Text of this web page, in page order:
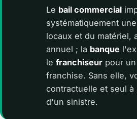
Le bail commercial
systématiquement
locaux et du matériel,
annuel ; la banque
lefranchiseur pour
franchise. Sans elle,
contractuelle et seul
d'un sinistre.